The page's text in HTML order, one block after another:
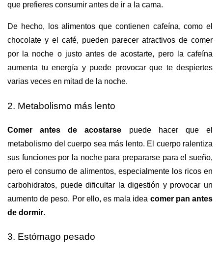
que prefieres consumir antes de ir a la cama.
De hecho, los alimentos que contienen cafeína, como el
chocolate y el café, pueden parecer atractivos de comer
por la noche o justo antes de acostarte, pero la cafeína
aumenta tu energía y puede provocar que te despiertes
varias veces en mitad de la noche.
2. Metabolismo más lento
Comer antes de acostarse puede hacer que el
metabolismo del cuerpo sea más lento. El cuerpo ralentiza
sus funciones por la noche para prepararse para el sueño,
pero el consumo de alimentos, especialmente los ricos en
carbohidratos, puede dificultar la digestión y provocar un
aumento de peso. Por ello, es mala idea comer pan antes
de dormir.
3. Estómago pesado